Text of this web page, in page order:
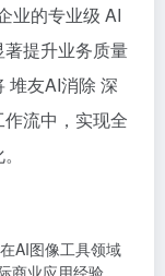
业的专业级 AI
提升业务质量
堆友AI消除 深
流中，实现全
AI图像工具领域
业应用经验，